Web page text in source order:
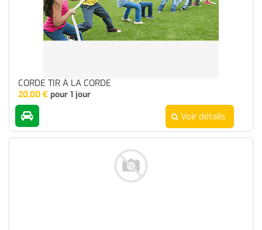
CORDE TIR À LA CORDE
20,00 € pour 1 jour
Voir détails